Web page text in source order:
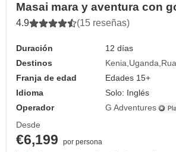
Masai mara y aventura con
4.9 (15 reseñas)
Duración
12 días
Destinos
Kenia Uganda
Franja de edad
Edades 15+
Idioma
Solo: Inglés
Operador
G Adventures
Desde
€6,199
por persona